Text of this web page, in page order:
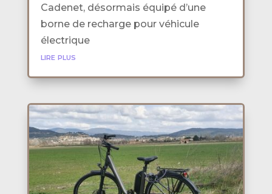
Cadenet, désormais équipé d’une
borne de recharge pour véhicule
électrique
lire plus